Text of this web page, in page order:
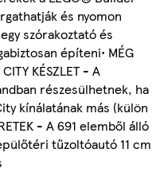
és nyomon
szórakoztató és
építeni• MÉG
KÉSZLET - A
részesülhetnek, ha
kínálatának más (külön
- A 691 elemből álló
tűzoltóautó 11 cm